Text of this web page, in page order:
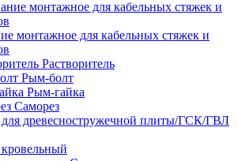
монтажное для кабельных стяжек и
Растворитель
Рым-болт
Рым-гайка
Саморез
для древесностружечной плиты/ГСК/ГВЛ